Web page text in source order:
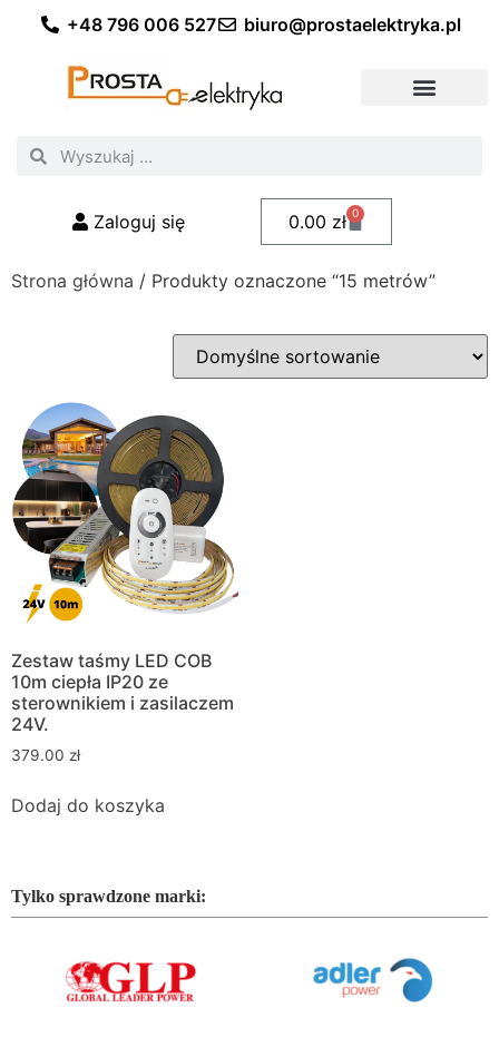
+48 796 006 527 biuro@prostaelektryka.pl
Zaloguj się 0.00 zł 0
Strona główna / Produkty oznaczone “15 metrów”
Zestaw taśmy LED COB
10m ciepła IP20 ze
sterownikiem i zasilaczem
24V.
379.00 zł
Dodaj do koszyka
Tylko sprawdzone marki: